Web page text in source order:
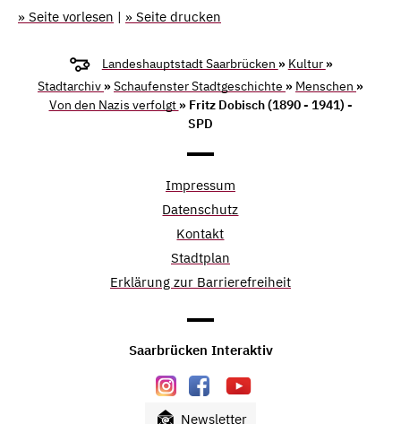
» Seite vorlesen | » Seite drucken
Landeshauptstadt Saarbrücken » Kultur »
Stadtarchiv »Schaufenster Stadtgeschichte » Menschen »
Von den Nazis verfolgt » Fritz Dobisch (1890 - 1941) -
SPD
Impressum
Datenschutz
Kontakt
Stadtplan
Erklärung zur Barrierefreiheit
Saarbrücken Interaktiv
Newsletter